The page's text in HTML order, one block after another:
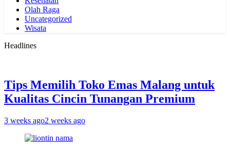
Olah Raga
Uncategorized
Wisata
Headlines
Tips Memilih Toko Emas Malang untuk
Kualitas Cincin Tunangan Premium
3 weeks ago2 weeks ago